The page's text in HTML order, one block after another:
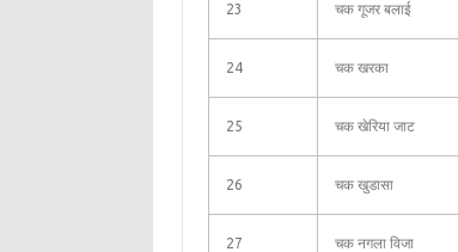
23 चक गूजर बलाई
24 चक खरका
25 चक खेरिया जाट
26 चक खुडासा
27 चक नगला विजा